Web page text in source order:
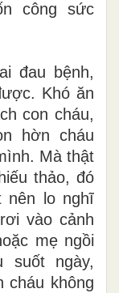
công sức
đau bệnh,
Khó ăn
con cháu,
hờn cháu
Mà thật
thảo, đó
nên lo nghĩ
vào cảnh
mẹ ngồi
suốt ngày,
cháu không